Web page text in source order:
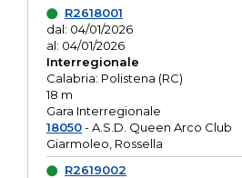
R2618001
dal: 04/01/2026
al: 04/01/2026
Interregionale
Calabria: Polistena (RC)
18 m
Gara Interregionale
18050- A.S.D. Queen Arco Club
Giarmoleo, Rossella
R2619002